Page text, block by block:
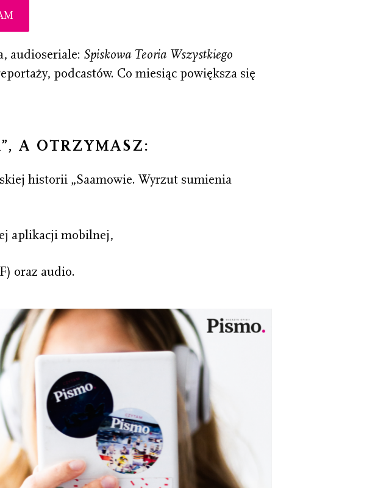
audioseriale: Spiskowa Teoria Wszystkiego
podcastów. Co miesiąc powiększa się
A OTRZYMASZ:
historii „Saamowie. Wyrzut sumienia
aplikacji mobilnej,
oraz audio.